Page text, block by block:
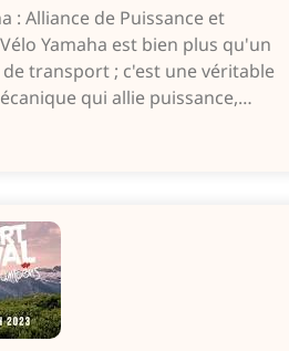
: Alliance de Puissance et
Yamaha est bien plus qu'un
transport ; c'est une véritable
qui allie puissance,…